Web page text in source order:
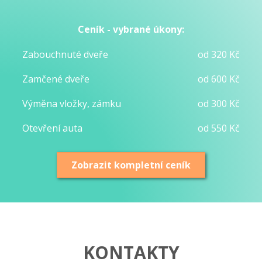
Ceník - vybrané úkony:
Zabouchnuté dveře
od 320 Kč
Zamčené dveře
od 600 Kč
Výměna vložky, zámku
od 300 Kč
Otevření auta
od 550 Kč
Zobrazit kompletní ceník
KONTAKTY